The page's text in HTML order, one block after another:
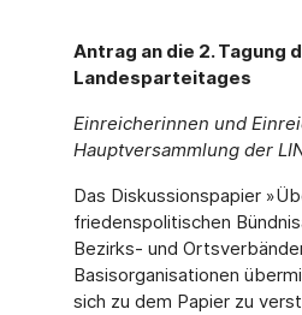
Antrag an die 2. Tagung
Landesparteitages
Einreicherinnen und
Hauptversammlung der
Das Diskussionspapier
friedenspolitischen
Bezirks- und
Basisorganisationen
sich zu dem Papier zu